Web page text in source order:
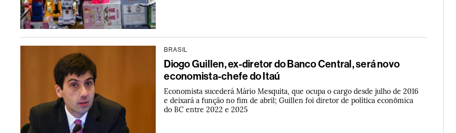
BRASIL
Diogo Guillen, ex-diretor do Banco Central, será novo
economista-chefe do Itaú
Economista sucederá Mário Mesquita, que ocupa o cargo desde julho de 2016
e deixará a função no fim de abril; Guillen foi diretor de política econômica
do BC entre 2022 e 2025